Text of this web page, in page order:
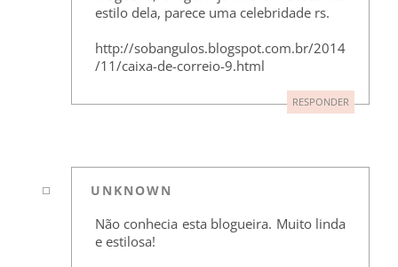
estilo dela, parece uma celebridade rs.
http://sobangulos.blogspot.com.br/2014
/11/caixa-de-correio-9.html
RESPONDER
UNKNOWN
Não conhecia esta blogueira. Muito linda
e estilosa!